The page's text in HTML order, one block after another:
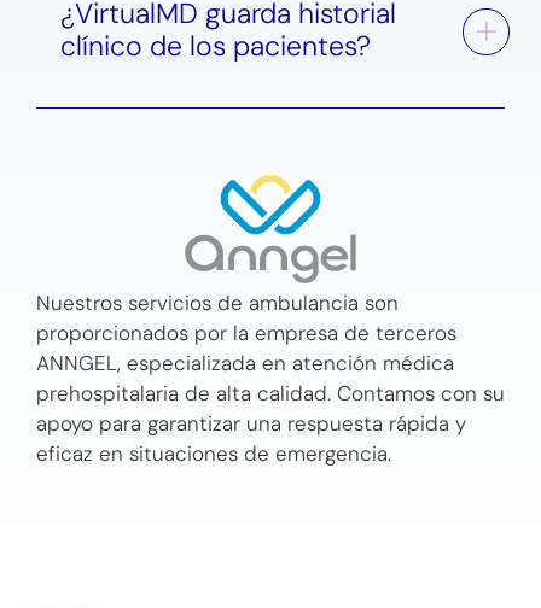
¿VirtualMD guarda historial
clínico de los pacientes?
Nuestros servicios de ambulancia son
proporcionados por la empresa de terceros
ANNGEL, especializada en atención médica
prehospitalaria de alta calidad. Contamos con su
apoyo para garantizar una respuesta rápida y
eficaz en situaciones de emergencia.